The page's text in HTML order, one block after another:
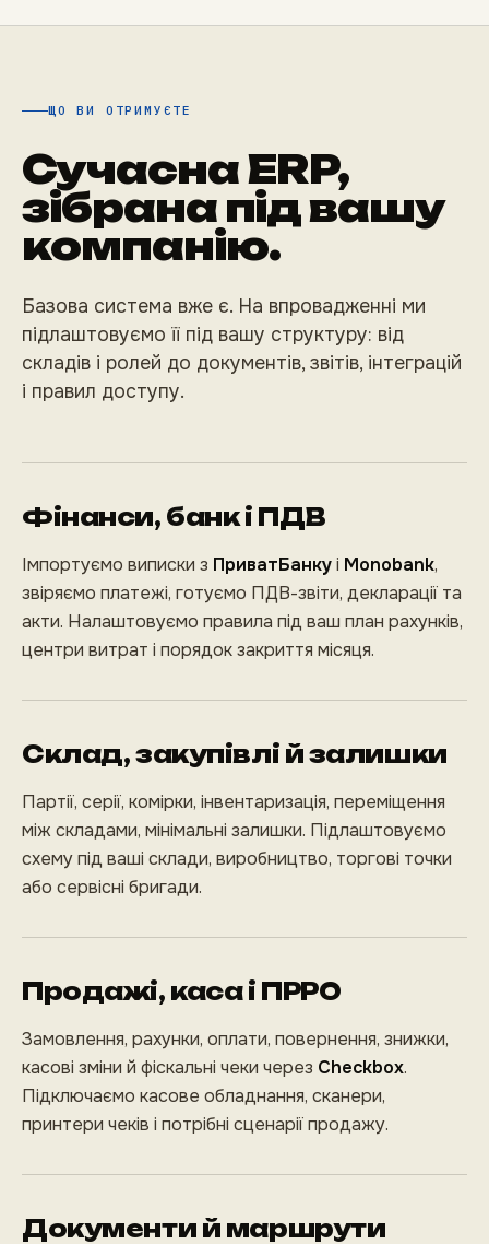
ЩО ВИ ОТРИМУЄТЕ
Сучасна ERP,
зібрана під вашу
компанію.
Базова система вже є. На впровадженні ми
підлаштовуємо її під вашу структуру: від
складів і ролей до документів, звітів, інтеграцій
і правил доступу.
Фінанси, банк і ПДВ
Імпортуємо виписки з ПриватБанкуі Monobank,
звіряємо платежі, готуємо ПДВ-звіти, декларації та
акти. Налаштовуємо правила під ваш план рахунків,
центри витрат і порядок закриття місяця.
Склад, закупівлі й залишки
Партії, серії, комірки, інвентаризація, переміщення
між складами, мінімальні залишки. Підлаштовуємо
схему під ваші склади, виробництво, торгові точки
або сервісні бригади.
Продажі, каса і ПРРО
Замовлення, рахунки, оплати, повернення, знижки,
касові зміни й фіскальні чеки через Checkbox.
Підключаємо касове обладнання, сканери,
принтери чеків і потрібні сценарії продажу.
Документи й маршрути